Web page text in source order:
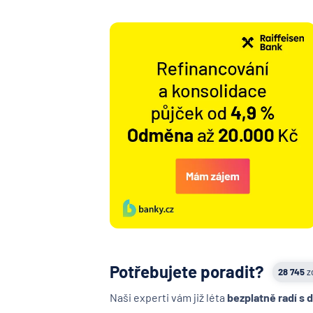
28 745
Potřebujete poradit?
Naši experti vám již léta bezplatně radí s